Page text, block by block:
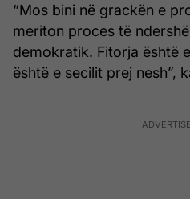
“Mos bini në grackën e
meriton proces të
demokratik. Fitorja është
është e secilit prej nesh”,